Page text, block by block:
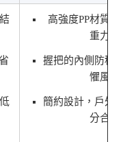
高強度PP材質
重力強
握把的內側防積
懼風雨
簡約設計，戶外
分合適